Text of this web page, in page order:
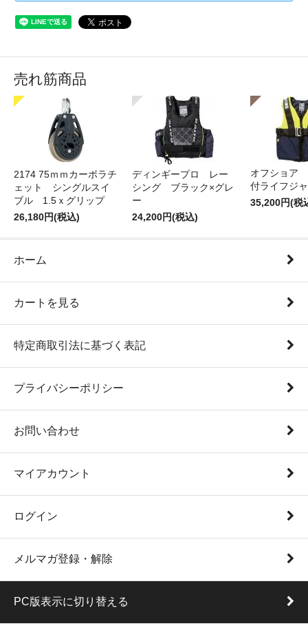
売れ筋商品
2174 75ｍｍカーボラチ
ェット シングルスイ
ブル 1.5ｘグリップ
26,180円(税込)
ディンギープロ レー
シング ブラック×グレ
ー
24,200円(税込)
オフショア
付ライフジ
35,200円(税
ホーム
カートを見る
特定商取引法に基づく表記
プライバシーポリシー
お問い合わせ
マイアカウント
ログイン
メルマガ登録・解除
PC版表示に切り替える